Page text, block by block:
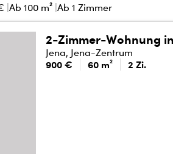
Ab 100 m² Ab 1 Zimmer
2-Zimmer-Wohnung
Jena, Jena-Zentrum
900 € 60 m² 2 Zi.